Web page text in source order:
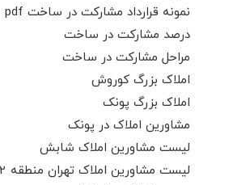
نمونه قرارداد مشارکت در ساخت pdf
درصد مشارکت در ساخت
مراحل مشارکت در ساخت
املاک بزرگ کوروش
املاک بزرگ پونک
مشاورین املاک در پونک
لیست مشاورین املاک شابش
لیست مشاورین املاک تهران منطقه 2